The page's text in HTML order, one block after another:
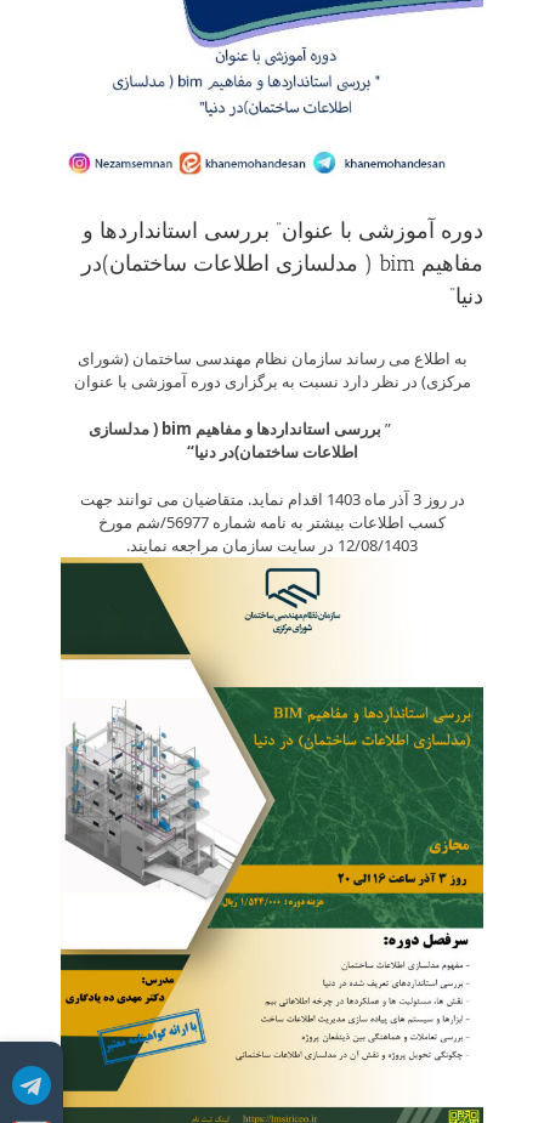
دوره آموزشی با عنوان” بررسی استانداردها و
مفاهیم bim ( مدلسازی اطلاعات ساختمان)در
دنیا”
به اطلاع می­ رساند سازمان نظام مهندسی ساختمان (شورای
مرکزی) در نظر دارد نسبت به برگزاری دوره آموزشی با عنوان
” بررسی استانداردها و مفاهیم bim ( مدلسازی
اطلاعات ساختمان)در دنیا“
در روز 3 آذر ماه 1403 اقدام نماید. متقاضیان می توانند جهت
کسب اطلاعات بیشتر به نامه شماره 56977/ش­م مورخ
12/08/1403 در سایت سازمان مراجعه نمایند.